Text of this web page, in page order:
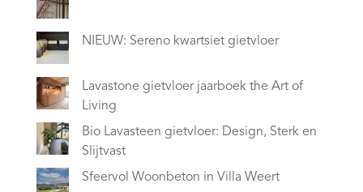
NIEUW: Sereno kwartsiet gietvloer
Lavastone gietvloer jaarboek the Art of
Living
Bio Lavasteen gietvloer: Design, Sterk en
Slijtvast
Sfeervol Woonbeton in Villa Weert